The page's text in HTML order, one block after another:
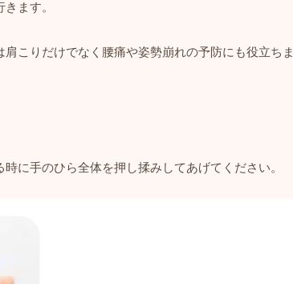
ます。
こりだけでなく腰痛や姿勢崩れの予防にも役立ちま
に手のひら全体を押し揉みしてあげてください。